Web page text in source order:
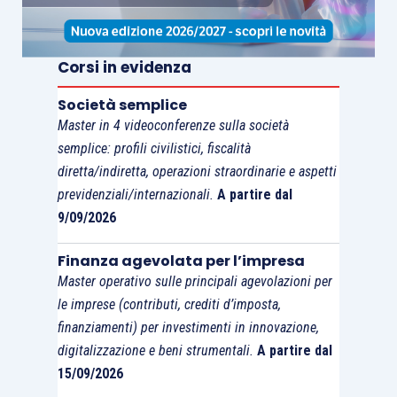
dovuto alla costituzione della contropartenon
rileva ai fini della tempestività del ricorso, a
fronte dellamancanza di certezza legale della
data di consegna del ricorso all’operatore
dovuta all’assenza di poteri certificativi
dell’operatore, sprovvisto di titolo abilitativo.
È stata quindi confermata l’inammissibilità del
ricorso, in quanto
statuendo il seguente principio di diritto: “In tema
dinotificazioni a mezzo posta, per effetto
dell’articolo 4 D.Lgs. 261/1999e succ. modif., se
pure è fidefaciente e valida la
notifica di atti
amministrativi e tributari
– nel periodo intercorrente
tra la parziale liberalizzazione attuata con il D.Lgs.
Corsi in evidenza
Società semplice
Master in 4 videoconferenze sulla società
semplice: profili civilistici, fiscalità
diretta/indiretta, operazioni straordinarie e aspetti
previdenziali/internazionali. A partire dal
9/09/2026
Finanza agevolata per l’impresa
Master operativo sulle principali agevolazioni per
le imprese (contributi, crediti d’imposta,
finanziamenti) per investimenti in innovazione,
digitalizzazione e beni strumentali. A partire dal
15/09/2026